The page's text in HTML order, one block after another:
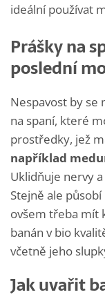
ideální používat
Prášky na
poslední
Nespavost by se
na spaní, které
prostředky, jež
například
Uklidňuje nervy
Stejně ale
ovšem třeba mít
banán v bio
včetně jeho
Jak uvařit